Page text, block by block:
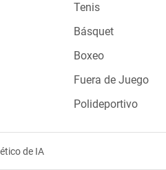
Tenis
Básquet
Boxeo
Fuera de Juego
Polideportivo
de IA